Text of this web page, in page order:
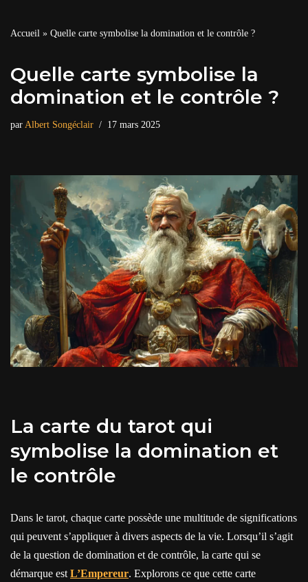
Accueil » Quelle carte symbolise la domination et le contrôle ?
Quelle carte symbolise la
domination et le contrôle ?
par Albert Songéclair 17 mars 2025
La carte du tarot qui
symbolise la domination et
le contrôle
Dans le tarot, chaque carte possède une multitude de significations
qui peuvent s’appliquer à divers aspects de la vie. Lorsqu’il s’agit
de la question de domination et de contrôle, la carte qui se
démarque est L’Empereur. Explorons ce que cette carte